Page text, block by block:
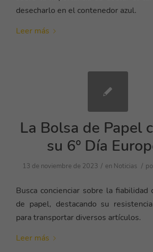
desecharlo en el contenedor azul.
Leer más
La Bolsa de Papel
su 6º Día
13 de noviembre de 2023 / en Noticias /
Busca concienciar sobre la fiabilidad
de papel, destacando su
para transportar diversos artículos.
Leer más